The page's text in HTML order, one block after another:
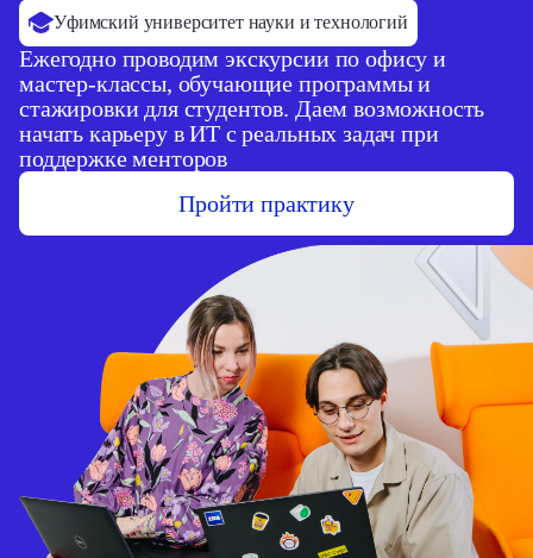
Уфимский университет науки и технологий
Ежегодно проводим экскурсии по офису и
мастер-классы, обучающие программы и
стажировки для студентов. Даем возможность
начать карьеру в ИТ с реальных задач при
поддержке менторов
Пройти практику